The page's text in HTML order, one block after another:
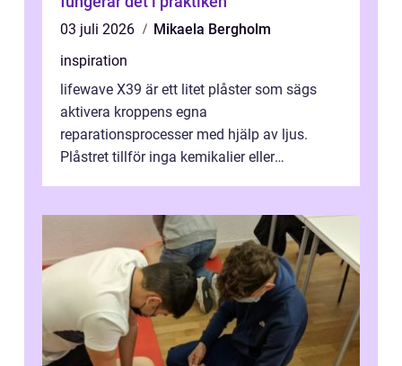
03 juli 2026
Mikaela Bergholm
inspiration
lifewave X39 är ett litet plåster som sägs
aktivera kroppens egna
reparationsprocesser med hjälp av ljus.
Plåstret tillför inga kemikalier eller